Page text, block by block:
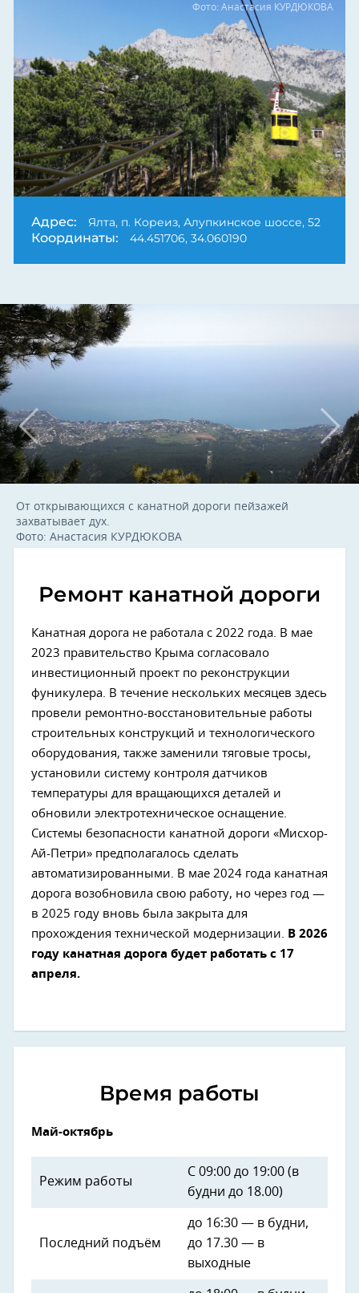
Фото: Анастасия КУРДЮКОВА
Адрес: Ялта, п. Кореиз, Алупкинское шоссе, 52
Координаты: 44.451706, 34.060190
От открывающихся с канатной дороги пейзажей
захватывает дух.
Фото: Анастасия КУРДЮКОВА
Next
Ремонт канатной дороги
Канатная дорога не работала с 2022 года. В мае
2023 правительство Крыма согласовало
инвестиционный проект по реконструкции
фуникулера. В течение нескольких месяцев здесь
провели ремонтно-восстановительные работы
строительных конструкций и технологического
оборудования, также заменили тяговые тросы,
установили систему контроля датчиков
температуры для вращающихся деталей и
обновили электротехническое оснащение.
Системы безопасности канатной дороги «Мисхор-
Ай-Петри» предполагалось сделать
автоматизированными. В мае 2024 года канатная
дорога возобновила свою работу, но через год —
в 2025 году вновь была закрыта для
прохождения технической модернизации.
В 2026
году канатная дорога будет работать с 17
апреля.
Время работы
Май-октябрь
Режим работы
С 09:00 до 19:00 (в
будни до 18.00)
Последний подъём
до 16:30 — в будни,
до 17.30 — в
выходные